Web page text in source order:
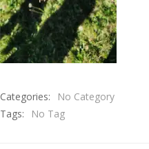
Categories:
No Category
Tags:
No Tag